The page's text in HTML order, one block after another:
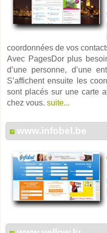
coordonnées de vos
Avec PagesDor plus
d’une personne, d’une
S’affichent ensuite les
sont placés sur une carte
chez vous. suite...
www.infobel.be